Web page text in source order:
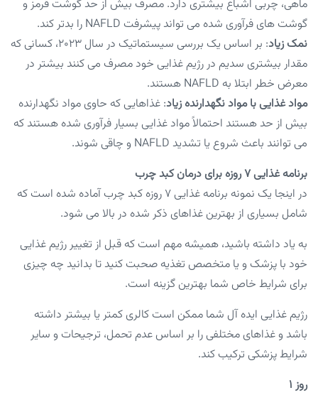
ماهی، چربی اشباع بیشتری دارد. مصرف بیش از حد گوشت قرمز و
گوشت های فرآوری شده می تواند پیشرفت NAFLD را بدتر کند.
نمک زیاد
: بر اساس یک بررسی سیستماتیک در سال ۲۰۲۳، کسانی که
مقدار بیشتری سدیم در رژیم غذایی خود مصرف می کنند بیشتر در
معرض خطر ابتلا به NAFLD هستند.
مواد غذایی با مواد نگهدارنده زیاد: غذاهایی که حاوی مواد نگهدارنده
بیش از حد هستند احتمالاً مواد غذایی بسیار فرآوری شده هستند که
می توانند باعث شروع یا تشدید NAFLD و چاقی شوند.
برنامه غذایی ۷ روزه برای درمان کبد چرب
در اینجا یک نمونه برنامه غذایی ۷ روزه کبد چرب آماده شده است که
شامل بسیاری از بهترین غذاهای ذکر شده در بالا می شود.
به یاد داشته باشید، همیشه مهم است که قبل از تغییر رژیم غذایی
خود با پزشک و یا متخصص تغذیه صحبت کنید تا بدانید چه چیزی
برای شرایط خاص شما بهترین گزینه است.
رژیم غذایی ایده آل شما ممکن است کالری کمتر یا بیشتر داشته
باشد و غذاهای مختلفی را بر اساس عدم تحمل، ترجیحات و سایر
شرایط پزشکی ترکیب کند.
روز ۱